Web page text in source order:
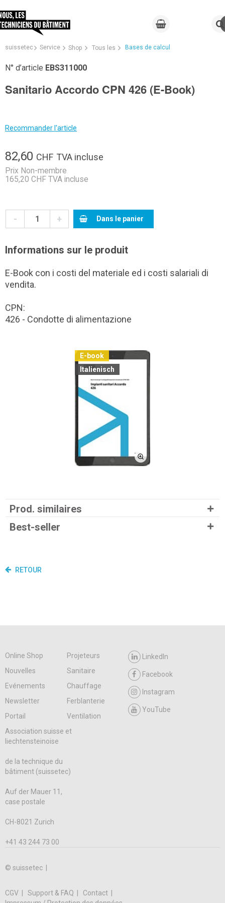
suissetec Service Shop Tous les Bases de calcul
N° d’article EBS311000
Sanitario Accordo CPN 426 (E-Book)
Recommander l'article
82,60 CHF TVA incluse
Prix Non-membre
165,20 CHF TVA incluse
- + Dans le panier
Informations sur le produit
E-Book con i costi del materiale ed i costi salariali di
vendita.
CPN:
426 - Condotte di alimentazione
E-book
Italienisch
Prod. similaires
Best-seller
RETOUR
Online Shop
Projeteurs
Nouvelles
Sanitaire
Evénements
Chauffage
Newsletter
Ferblanterie
Portail
Ventilation
LinkedIn
Facebook
Instagram
YouTube
Association suisse et
liechtensteinoise
de la technique du
bâtiment (suissetec)
Auf der Mauer 11,
case postale
CH-8021 Zurich
+41 43 244 73 00
© suissetec |
CGV Support & FAQ
Contact